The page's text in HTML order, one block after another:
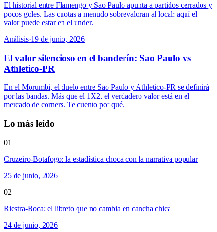
El historial entre Flamengo y Sao Paulo apunta a partidos cerrados y
pocos goles. Las cuotas a menudo sobrevaloran al local; aquí el
valor puede estar en el under.
Análisis·19 de junio, 2026
El valor silencioso en el banderín: Sao Paulo vs
Athletico-PR
En el Morumbi, el duelo entre Sao Paulo y Athletico-PR se definirá
por las bandas. Más que el 1X2, el verdadero valor está en el
mercado de corners. Te cuento por qué.
Lo más leído
01
Cruzeiro-Botafogo: la estadística choca con la narrativa popular
25 de junio, 2026
02
Riestra-Boca: el libreto que no cambia en cancha chica
24 de junio, 2026